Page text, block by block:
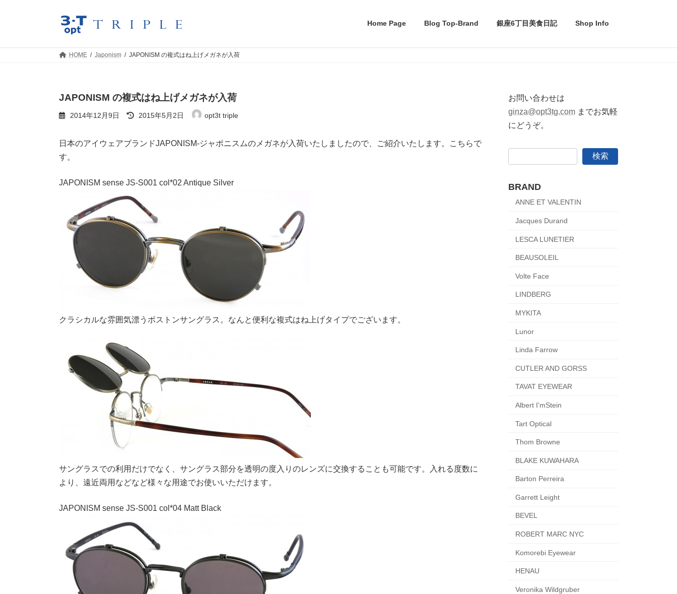
Home Page Blog Top-Brand 銀座6丁目美食日記 Shop Info
HOME Japonism JAPONISM の複式はね上げメガネが入荷
JAPONISM の複式はね上げメガネが入荷
2014年12月9日
最
終
新
日
2015年5月2日 opt3t triple
日本のアイウェアブランドJAPONISM-ジャポニスムのメガネが入荷いたしましたので、ご紹介いたします。こちらで
す。
JAPONISM sense JS-S001 col*02 Antique Silver
クラシカルな雰囲気漂うボストンサングラス。なんと便利な複式はね上げタイプでございます。
サングラスでの利用だけでなく、サングラス部分を透明の度入りのレンズに交換することも可能です。入れる度数に
より、遠近両用などなど様々な用途でお使いいただけます。
JAPONISM sense JS-S001 col*04 Matt Black
お問い合わせは
ginza@opt3tg.comまでお気軽
にどうぞ。
検索
BRAND
ANNE ET VALENTIN
Jacques Durand
LESCA LUNETIER
BEAUSOLEIL
Volte Face
LINDBERG
MYKITA
Lunor
Linda Farrow
CUTLER AND GORSS
TAVAT EYEWEAR
Albert I'mStein
Tart Optical
Thom Browne
BLAKE KUWAHARA
Barton Perreira
Garrett Leight
BEVEL
ROBERT MARC NYC
Komorebi Eyewear
HENAU
Veronika Wildgruber